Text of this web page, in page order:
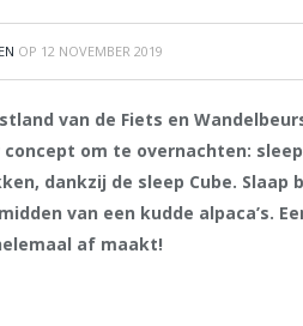
OP 12 NOVEMBER 2019
van de Fiets en
concept om te overnachten:
dankzij de sleep Cube.
van een kudde alpaca’s.
af maakt!